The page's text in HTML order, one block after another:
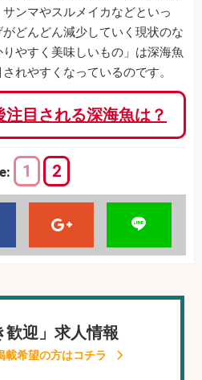
ンマやスルメイカなどといっ
どんどん減少していく現状のな
やすく美味しいもの」は深海魚
れやすくなっているのです。
目される深海魚は？
1 2
歓迎」求人情報
載希望の方はコチラ